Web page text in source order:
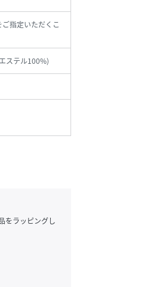
指定いただくこ
ステル100%)
をラッピングし